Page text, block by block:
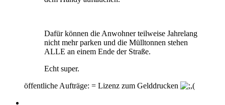
Dafür können die Anwohner teilweise Jahrelang
nicht mehr parken und die Mülltonnen stehen
ALLE an einem Ende der Straße.
Echt super.
öffentliche Aufträge: = Lizenz zum Gelddrucken